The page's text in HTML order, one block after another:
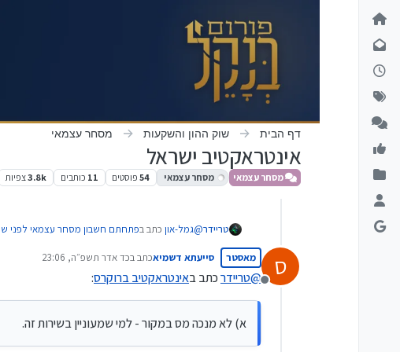
דילוג לתוכן
דף הבית שוק ההון והשקעות מסחר עצמאי
אינטראקטיב ישראל
מסחר עצמאי מסחר עצמאי 54 פוסטים 11 כותבים 3.8kצפיות
טריידר@גמל-און כתב בפתחתם חשבון מסחר עצמאי לפני
מאז פתיחת התיק, ייתכן שכדאי לשקול ניוד
למה אתם לא מזכירים וממליצים להשקיע דרך
ס
מנותק
מאסטר סייעתא דשמיאכתב בכד אדר תשפ״ה, 23:06
נערך לאחרונה על ידי
@טריידרכתב באינטראקטיב ברוקרס:
א) לא מנכה מס במקור - למי שמעוניין בשירות זה.